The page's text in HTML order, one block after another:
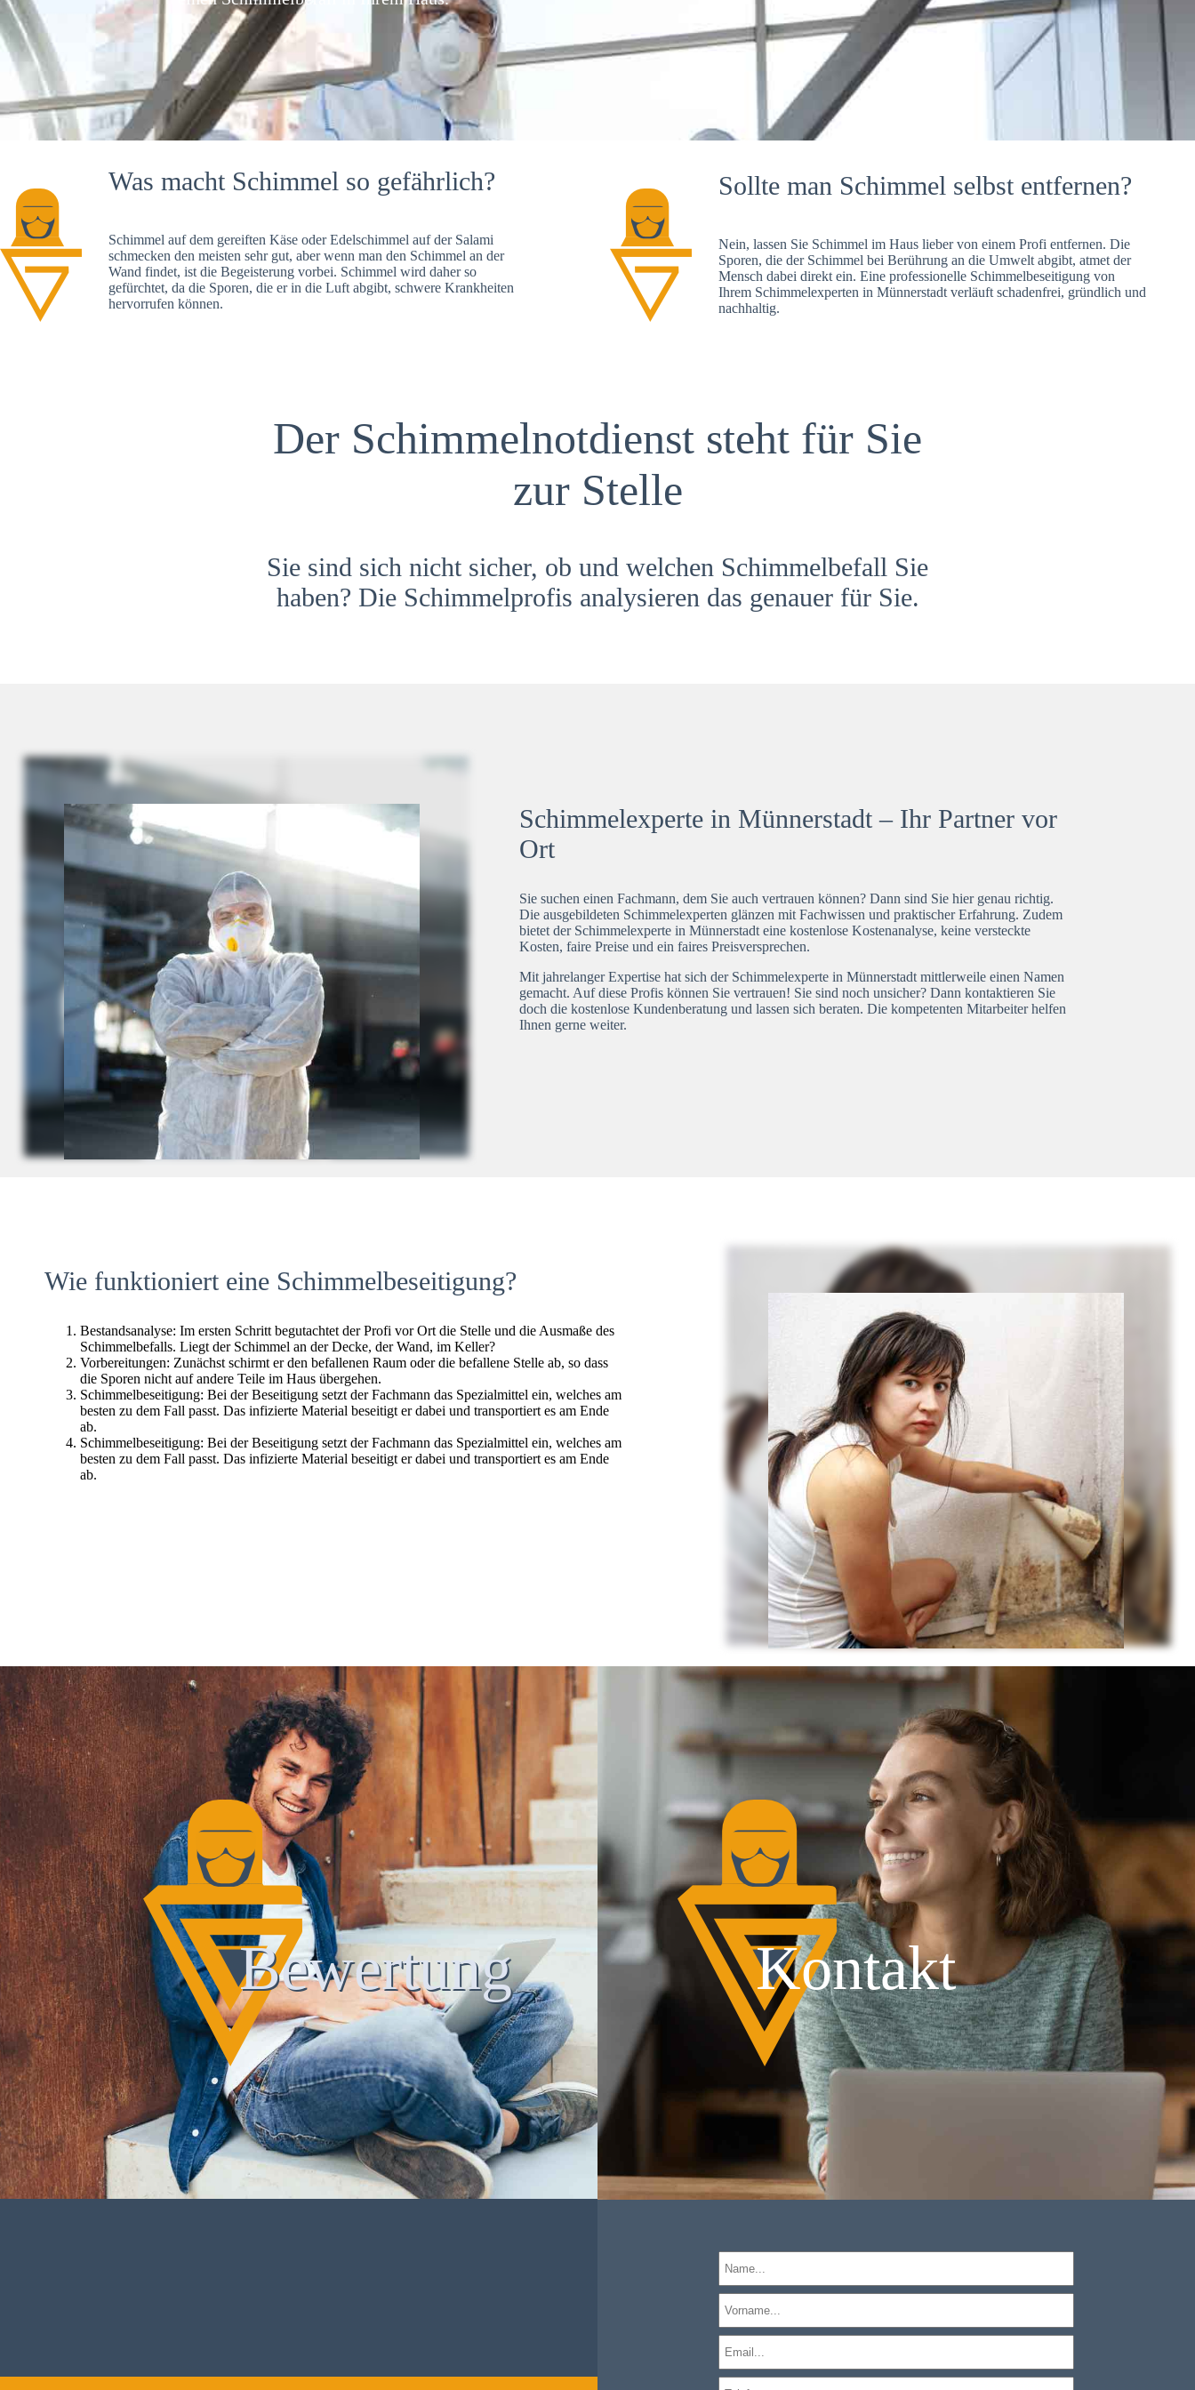
Was macht Schimmel so gefährlich?
Schimmel auf dem gereiften Käse oder Edelschimmel auf der Salami
schmecken den meisten sehr gut, aber wenn man den Schimmel an der
Wand findet, ist die Begeisterung vorbei. Schimmel wird daher so
gefürchtet, da die Sporen, die er in die Luft abgibt, schwere Krankheiten
hervorrufen können.
Sollte man Schimmel selbst entfernen?
Nein, lassen Sie Schimmel im Haus lieber von einem Profi entfernen. Die
Sporen, die der Schimmel bei Berührung an die Umwelt abgibt, atmet der
Mensch dabei direkt ein. Eine professionelle Schimmelbeseitigung von
Ihrem Schimmelexperten in Münnerstadt verläuft schadenfrei, gründlich und
nachhaltig.
Der Schimmelnotdienst steht für Sie
zur Stelle
Sie sind sich nicht sicher, ob und welchen Schimmelbefall Sie
haben? Die Schimmelprofis analysieren das genauer für Sie.
Schimmelexperte in Münnerstadt – Ihr Partner vor
Ort
Sie suchen einen Fachmann, dem Sie auch vertrauen können? Dann sind Sie hier genau richtig.
Die ausgebildeten Schimmelexperten glänzen mit Fachwissen und praktischer Erfahrung. Zudem
bietet der Schimmelexperte in Münnerstadt eine kostenlose Kostenanalyse, keine versteckte
Kosten, faire Preise und ein faires Preisversprechen.
Mit jahrelanger Expertise hat sich der Schimmelexperte in Münnerstadt mittlerweile einen Namen
gemacht. Auf diese Profis können Sie vertrauen! Sie sind noch unsicher? Dann kontaktieren Sie
doch die kostenlose Kundenberatung und lassen sich beraten. Die kompetenten Mitarbeiter helfen
Ihnen gerne weiter.
Wie funktioniert eine Schimmelbeseitigung?
Bestandsanalyse: Im ersten Schritt begutachtet der Profi vor Ort die Stelle und die Ausmaße des
Schimmelbefalls. Liegt der Schimmel an der Decke, der Wand, im Keller?
Vorbereitungen: Zunächst schirmt er den befallenen Raum oder die befallene Stelle ab, so dass
die Sporen nicht auf andere Teile im Haus übergehen.
Schimmelbeseitigung: Bei der Beseitigung setzt der Fachmann das Spezialmittel ein, welches am
besten zu dem Fall passt. Das infizierte Material beseitigt er dabei und transportiert es am Ende
ab.
Schimmelbeseitigung: Bei der Beseitigung setzt der Fachmann das Spezialmittel ein, welches am
besten zu dem Fall passt. Das infizierte Material beseitigt er dabei und transportiert es am Ende
ab.
Bewertung Kontakt